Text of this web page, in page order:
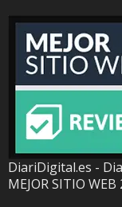
DiariDigital.es -
MEJOR SITIO WEB